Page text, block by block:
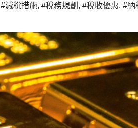
#減稅措施, #稅務規劃 , #稅收優惠, #納